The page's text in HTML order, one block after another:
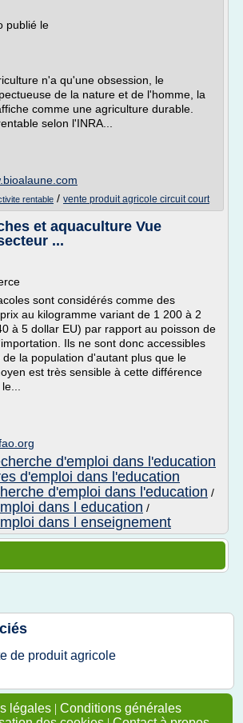
publié le
n'a qu'une obsession, le
de la nature et de l'homme, la
comme une agriculture durable.
selon l'INRA...
rentable / vente produit agricole circuit court
et aquaculture Vue
...
sont considérés comme des
au kilogramme variant de 1 200 à 2
à 5 dollar EU) par rapport au poisson de
Ils ne sont donc accessibles
la population d'autant plus que le
est très sensible à cette différence
d'emploi dans l'education
d'emploi dans l'education
d'emploi dans l'education /
dans l education /
dans l enseignement
de produit agricole
légales | Conditions générales